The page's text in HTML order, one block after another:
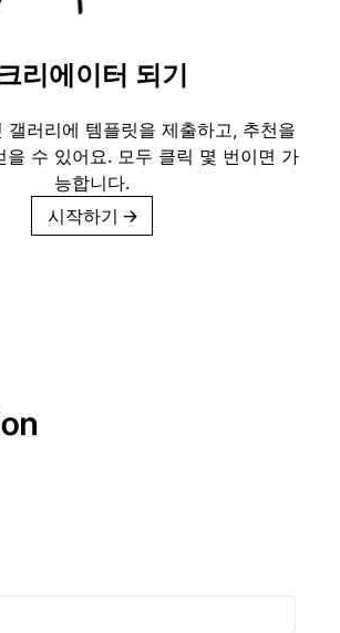
리에이터 되기
러리에 템플릿을 제출하고, 추천을
을 수 있어요. 모두 클릭 몇 번이면 가
능합니다.
시작하기 →